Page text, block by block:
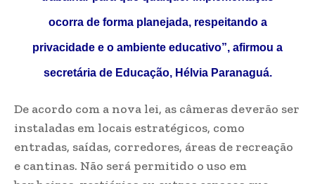
ocorra de forma planejada, respeitando a
privacidade e o ambiente educativo”, afirmou a
secretária de Educação, Hélvia Paranaguá.
De acordo com a nova lei, as câmeras deverão ser
instaladas em locais estratégicos, como
entradas, saídas, corredores, áreas de recreação
e cantinas. Não será permitido o uso em